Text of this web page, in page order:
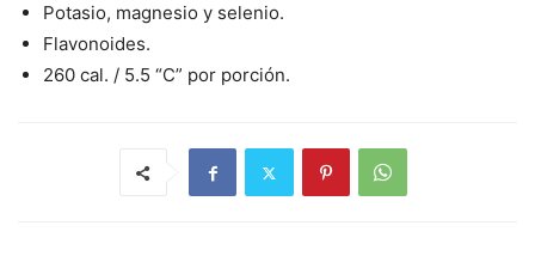
Potasio, magnesio y selenio.
Flavonoides.
260 cal. / 5.5 “C” por porción.